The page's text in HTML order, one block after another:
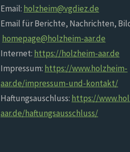
Email: holzheim@vgdiez.de
Email für Berichte, Nachrichten,
homepage@holzheim-aar.de
Internet: https://holzheim-aar.de
Impressum: https://www.holzheim-
aar.de/impressum-und-kontakt/
Haftungsauschluss: https://
aar.de/haftungsausschluss/